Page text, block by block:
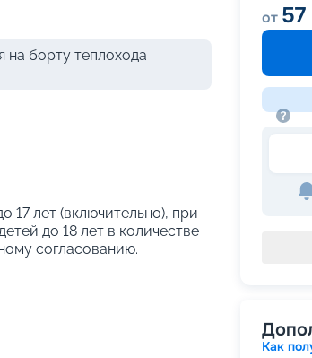
на борту теплохода
17 лет (включительно), при
до 18 лет в количестве
согласованию.
от
Как